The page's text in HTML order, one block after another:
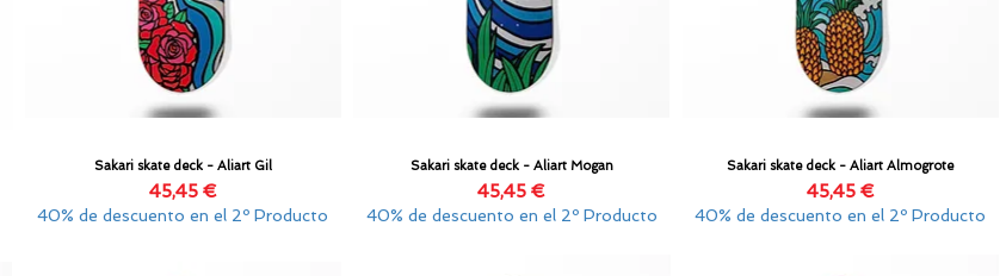
Vista rápida
Sakari skate deck - Aliart Gil
Precio
45,45 €
40% de descuento en el 2º Producto
Vista rápida
Sakari skate deck - Aliart Mogan
Precio
45,45 €
40% de descuento en el 2º Producto
Vista rápida
Sakari skate deck - Aliart Almogrote
Precio
45,45 €
40% de descuento en el 2º Producto